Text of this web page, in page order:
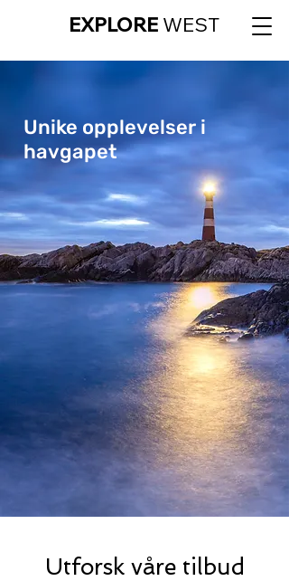
EXPLORE WEST
Unike opplevelser i
havgapet
Utforsk våre tilbud